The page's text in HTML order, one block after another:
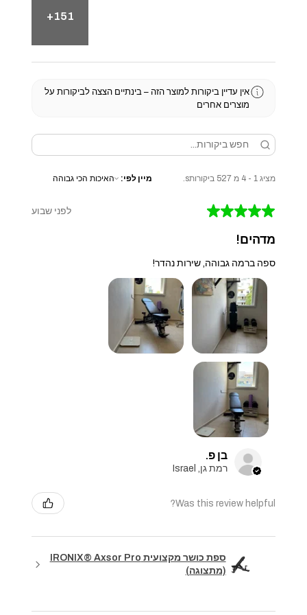
תחושת פרימיום בכל תנועה ובכל חיבור
מכוני כושר וסטודיואים מקצועיים
מתאמנים שמחפשים מערכת אחת שעושה הכול
עבודה עם משקלים חופשיים + פולי ברמה גבוהה
מי שמבין ציוד – ודורש ביצועים אמיתיים
151+
אין עדיין ביקורות למוצר הזה – בינתיים הצצה לביקורות על
מוצרים אחרים
מציג 1 - 4 מ 527 ביקורותs. מיין לפי:
★
★
★
★
★ לפני שבוע
מדהים!
ספה ברמה גבוהה, שירות נהדר!
בן פ.
רמת גן, Israel
Was this review helpful?
ספת כושר מקצועית IRONIX® Axsor Pro
(מתצוגה)